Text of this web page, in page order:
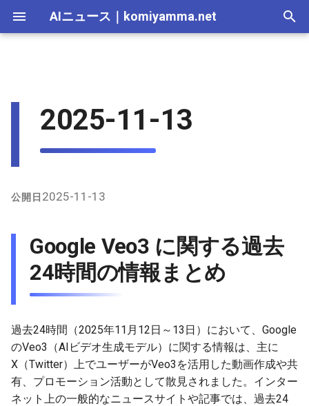
AIニュース komiyamma.net
a
l
s
e
2026-07-16
2026-07-12
2026-07-10
2026-07-09
2026-07-08
AI 総合｜2025年 2025-12-30
2025-12-26
2025-12-24
2025-12-23
2025-12-22
2026-07-16
2026-07-12
2026-07-10
2026-07-09
2026-07-08
生成AI｜2025年 2025-12-30
2025-12-26
2025-12-24
2025-12-23
2025-12-22
2026-07-05
2026-05-31
2026-05-17
2026-05-10
2026-05-03
2026-07-10
2026-06-12
2026-07-05
2026-06-07
2026-05-24
2026-05-17
2026-05-10
エディタ－｜2025年 2025-12-21
2025-11-30
2025-11-16
2025-11-09
2025-11-02
2026-07-05
2026-06-07
2026-05-24
2026-05-17
2026-05-10
2026-07-05
2026-06-07
2026-05-24
2026-05-17
2026-05-10
MCP｜2025年 2025-12-21
2025-11-23
2025-11-09
2025-11-02
2025-10-26
2026-07-16
2026-07-12
2026-07-10
2026-07-09
2026-07-08
Nano Banana｜2025年 2025-12-30
2025-12-26
2025-12-24
2025-12-23
2025-12-22
2026-07-05
2026-06-07
2026-05-24
2026-05-17
2026-05-10
Adobe Firefly｜2025年 2025-12-21
2025-11-23
2025-11-09
2025-11-02
2025-10-26
2026-07-05
2026-06-14
2026-07-05
2026-06-07
2026-05-10
2026-05-03
2026-04-26
2026-07-16
2026-07-14
2026-07-12
2026-07-11
2026-07-09
2026-07-08
2026-07-07
時間の情報まとめ
全体の傾向と考察
2026-07-05
2026-06-07
2026-05-24
2026-05-17
2026-05-10
Suno｜2025年 2025-12-21
2026-07-15
2026-07-11
2026-07-09
2026-07-08
2026-07-07
2026-07-04
2026-06-10
2026-05-30
2026-05-23
2026-05-19
2026-07-04
2026-06-06
2026-05-23
2026-05-19
2026-07-15
2026-07-11
2026-07-08
2026-07-07
2026-07-06
2026-07-05
2026-06-07
2026-05-24
2026-05-17
2026-05-10
2025-11-13
公開日 2025-11-13
Google Veo3 に関する過去
24時間の情報まとめ
過去24時間（2025年11月12日～13日）において、Google
のVeo3（AIビデオ生成モデル）に関する情報は、主に
X（Twitter）上でユーザーがVeo3を活用した動画作成や共
有、プロモーション活動として散見されました。インター
ネット上の一般的なニュースサイトや記事では、過去24